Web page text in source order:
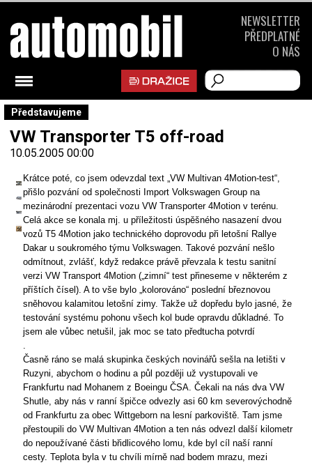
Představujeme
VW Transporter T5 off-road
10.05.2005 00:00
Krátce poté, co jsem odevzdal text „VW Multivan 4Motion-test“,
přišlo pozvání od společnosti Import Volkswagen Group na
mezinárodní prezentaci vozu VW Transporter 4Motion v terénu.
Celá akce se konala mj. u příležitosti úspěšného nasazení dvou
vozů T5 4Motion jako technického doprovodu při letošní Rallye
Dakar u soukromého týmu Volkswagen. Takové pozvání nešlo
odmítnout, zvlášť, když redakce právě převzala k testu sanitní
verzi VW Transport 4Motion („zimní“ test přineseme v některém z
příštích čísel). A to vše bylo „kolorováno“ poslední březnovou
sněhovou kalamitou letošní zimy. Takže už dopředu bylo jasné, že
testování systému pohonu všech kol bude opravdu důkladné. To
jsem ale vůbec netušil, jak moc se tato předtucha potvrdí
Časně ráno se malá skupinka českých novinářů sešla na letišti v
Ruzyni, abychom o hodinu a půl později už vystupovali ve
Frankfurtu nad Mohanem z Boeingu ČSA. Čekali na nás dva VW
Shutle, aby nás v ranní špičce odvezly asi 60 km severovýchodně
od Frankfurtu za obec Wittgeborn na lesní parkoviště. Tam jsme
přestoupili do VW Multivan 4Motion a ten nás odvezl další kilometr
do nepoužívané části břidlicového lomu, kde byl cíl naší ranní
cesty. Teplota byla v tu chvíli mírně nad bodem mrazu, mezi
NEWSLETTER
PŘEDPLATNÉ
O NÁS